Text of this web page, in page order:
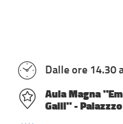
Dalle ore 14.30
Aula Magna
Galli" -